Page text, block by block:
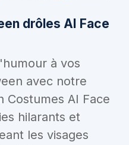
drôles AI Face
à vos
avec notre
Costumes AI Face
hilarants et
les visages